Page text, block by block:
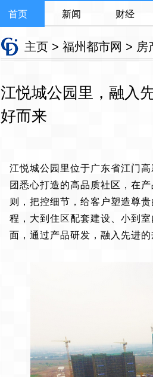
首页 新闻 财经
主页 > 福州都市网 > 房
江悦城公园里，融入
好而来
江悦城公园里位于广东省江门
团悉心打造的高品质社区，在
则，把控细节，给客户塑造尊
程，大到住区配套建设、小到
面，通过产品研发，融入先进